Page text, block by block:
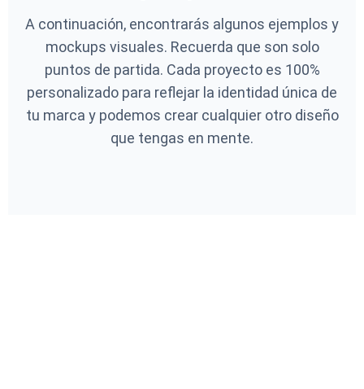
A continuación, encontrarás algunos ejemplos y
mockups visuales. Recuerda que son solo
puntos de partida. Cada proyecto es 100%
personalizado para reflejar la identidad única de
tu marca y podemos crear cualquier otro diseño
que tengas en mente.